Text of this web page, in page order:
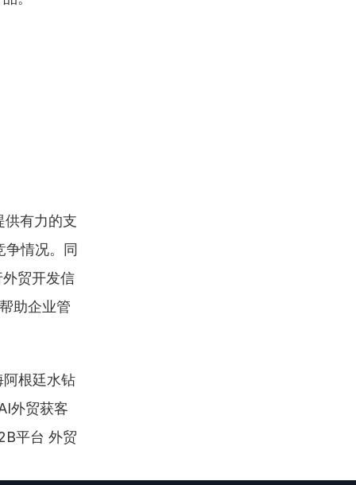
供有力的支
情况。同
贸开发信
助企业管
根廷水钻
外贸获客
平台 外贸